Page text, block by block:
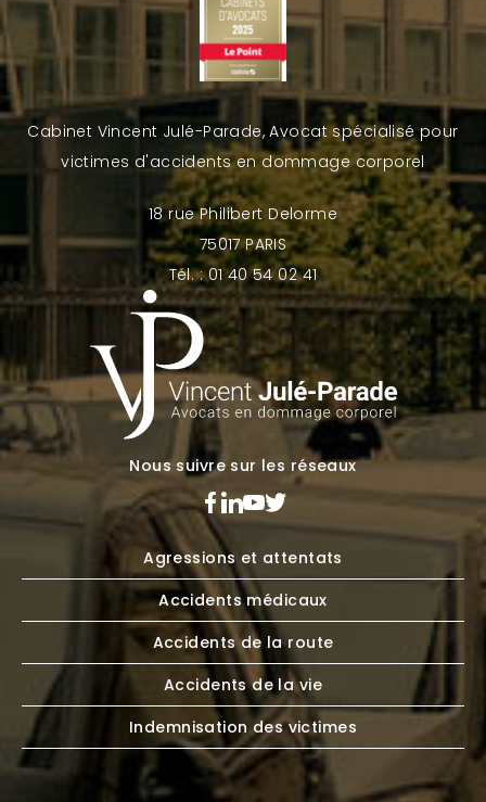
Cabinet Vincent Julé-Parade, Avocat spécialisé pour
victimes d'accidents en dommage corporel
18 rue Philibert Delorme
75017 PARIS
Tél. : 01 40 54 02 41
Nous suivre sur les réseaux
Agressions et attentats
Accidents médicaux
Accidents de la route
Accidents de la vie
Indemnisation des victimes